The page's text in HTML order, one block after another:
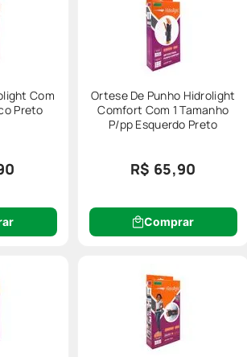
Com
Preto
Ortese De Punho Hidrolight
Comfort Com 1 Tamanho
P/pp Esquerdo Preto
R$ 65,90
Comprar